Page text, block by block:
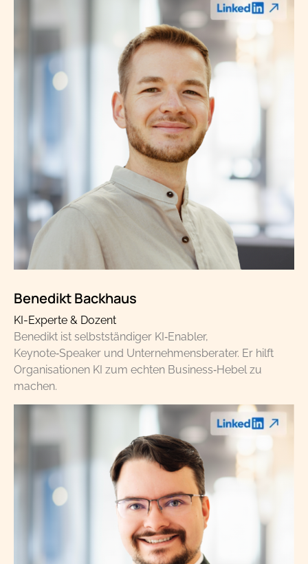
Benedikt Backhaus
KI-Experte & Dozent
Benedikt ist selbstständiger KI‑Enabler,
Keynote‑Speaker und Unternehmensberater. Er hilft
Organisationen KI zum echten Business‑Hebel zu
machen.